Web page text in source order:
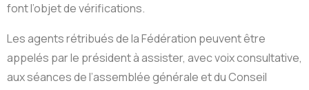
font l’objet de vérifications.
Les agents rétribués de la Fédération peuvent être
appelés par le président à assister, avec voix consultative,
aux séances de l’assemblée générale et du Conseil